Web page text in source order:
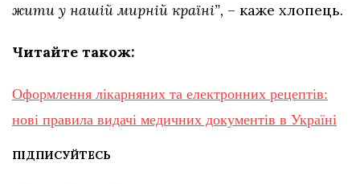
жити у нашій мирній країні”, – каже хлопець.
Читайте також:
Оформлення лікарняних та електронних рецептів:
нові правила видачі медичних документів в Україні
ПІДПИСУЙТЕСЬ